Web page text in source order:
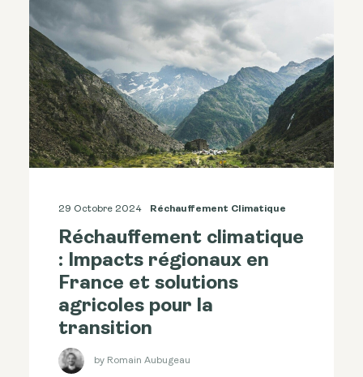
29 Octobre 2024 Réchauffement Climatique
Réchauffement climatique
: Impacts régionaux en
France et solutions
agricoles pour la
transition
by Romain Aubugeau